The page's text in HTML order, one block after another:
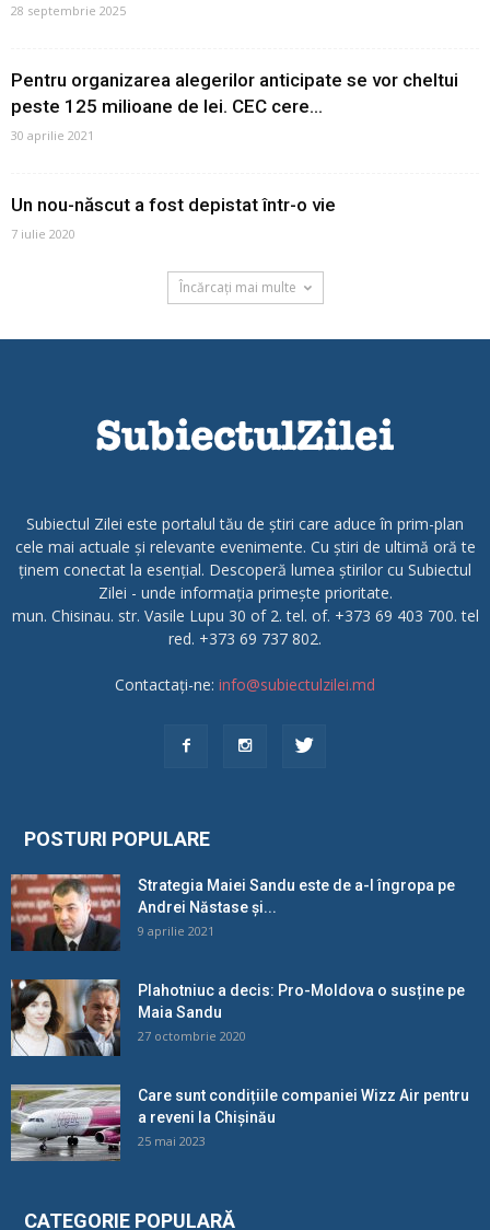
28 septembrie 2025
Pentru organizarea alegerilor anticipate se vor cheltui
peste 125 milioane de lei. CEC cere...
30 aprilie 2021
Un nou-născut a fost depistat într-o vie
7 iulie 2020
Încărcați mai multe
Subiectul Zilei este portalul tău de știri care aduce în prim-plan
cele mai actuale și relevante evenimente. Cu știri de ultimă oră te
ținem conectat la esențial. Descoperă lumea știrilor cu Subiectul
Zilei - unde informația primește prioritate.
mun. Chisinau. str. Vasile Lupu 30 of 2. tel. of. +373 69 403 700. tel
red. +373 69 737 802.
Contactați-ne: info@subiectulzilei.md
POSTURI POPULARE
Strategia Maiei Sandu este de a-l îngropa pe
Andrei Năstase și...
9 aprilie 2021
Plahotniuc a decis: Pro-Moldova o susține pe
Maia Sandu
27 octombrie 2020
Care sunt condițiile companiei Wizz Air pentru
a reveni la Chișinău
25 mai 2023
CATEGORIE POPULARĂ